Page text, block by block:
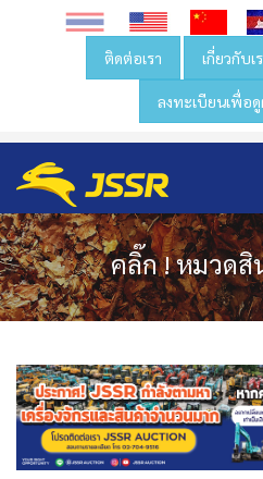
ติดต่อเรา เกี่ยวกับเ
ลงทะเบียนเพื่อ
คลิ๊ก ! หมวด